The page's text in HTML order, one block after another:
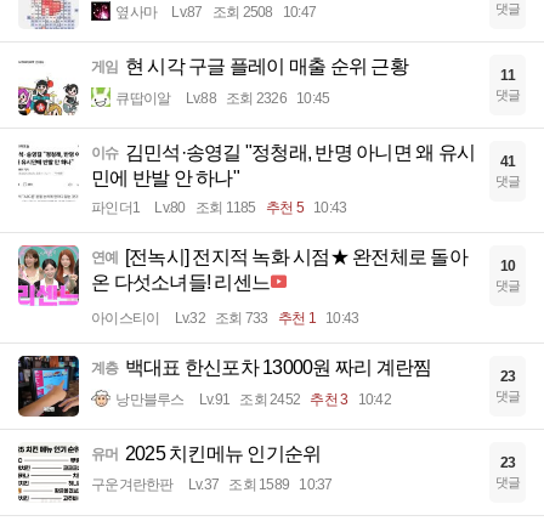
옆사마 Lv.87 조회 2508 10:47 댓글
게임 현 시각 구글 플레이 매출 순위 근황
큐땁이알 Lv.88 조회 2326 10:45
11
댓글
이슈 김민석·송영길 "정청래, 반명 아니면 왜 유시
민에 반발 안 하나"
파인더1 Lv.80 조회 1185 추천 5 10:43
41
댓글
연예
[전녹시] 전지적 녹화 시점★ 완전체로 돌아
온 다섯소녀들! 리센느
아이스티이 Lv.32 조회 733 추천 1 10:43
10
댓글
계층 백대표 한신포차 13000원 짜리 계란찜
낭만블루스 Lv.91 조회 2452 추천 3 10:42
23
댓글
유머 2025 치킨메뉴 인기순위
구운겨란한판 Lv.37 조회 1589 10:37
23
댓글